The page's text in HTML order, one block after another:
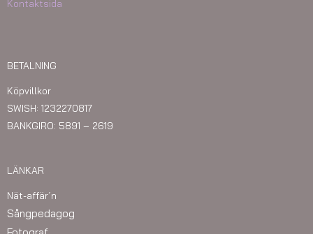
Kontaktsida
BETALNING
Köpvillkor
SWISH: 1232270817
BANKGIRO: 5891 – 2619
LÄNKAR
Nät-affär´n
Sångpedagog